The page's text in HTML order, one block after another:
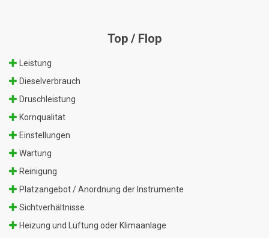
Top / Flop
Leistung
Dieselverbrauch
Druschleistung
Kornqualität
Einstellungen
Wartung
Reinigung
Platzangebot / Anordnung der Instrumente
Sichtverhältnisse
Heizung und Lüftung oder Klimaanlage